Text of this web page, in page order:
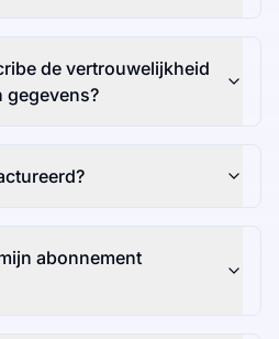
de vertrouwelijkheid
gegevens?
abonnement